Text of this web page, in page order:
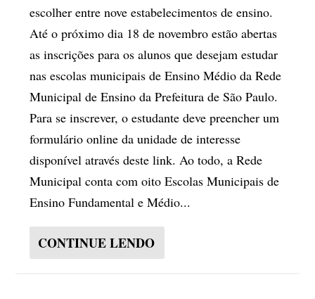
escolher entre nove estabelecimentos de ensino.
Até o próximo dia 18 de novembro estão abertas
as inscrições para os alunos que desejam estudar
nas escolas municipais de Ensino Médio da Rede
Municipal de Ensino da Prefeitura de São Paulo.
Para se inscrever, o estudante deve preencher um
formulário online da unidade de interesse
disponível através deste link. Ao todo, a Rede
Municipal conta com oito Escolas Municipais de
Ensino Fundamental e Médio...
CONTINUE LENDO